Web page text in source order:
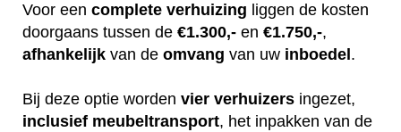
Voor een complete verhuizing liggen de kosten
doorgaans tussen de €1.300,- en €1.750,-,
afhankelijk van de omvang van uw inboedel .
Bij deze optie worden vier verhuizers ingezet,
inclusief meubeltransport, het inpakken van de